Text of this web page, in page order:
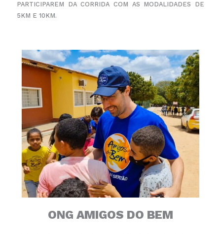
PARTICIPAREM DA CORRIDA COM AS MODALIDADES DE
5KM E 10KM.
ONG AMIGOS DO BEM